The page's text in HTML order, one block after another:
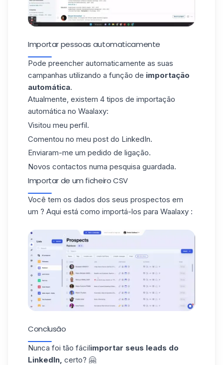
Importar pessoas automaticamente
Pode preencher automaticamente as suas
campanhas utilizando a função de importação
automática.
Atualmente, existem 4 tipos de importação
automática no Waalaxy:
Visitou meu perfil.
Comentou no meu post do LinkedIn.
Enviaram-me um pedido de ligação.
Novos contactos numa pesquisa guardada.
Importar de um ficheiro CSV
Você tem os dados dos seus prospectos em
um ? Aqui está como importá-los para Waalaxy :
Conclusão
Nunca foi tão fácilimportar seus leads do
LinkedIn, certo? 🤗